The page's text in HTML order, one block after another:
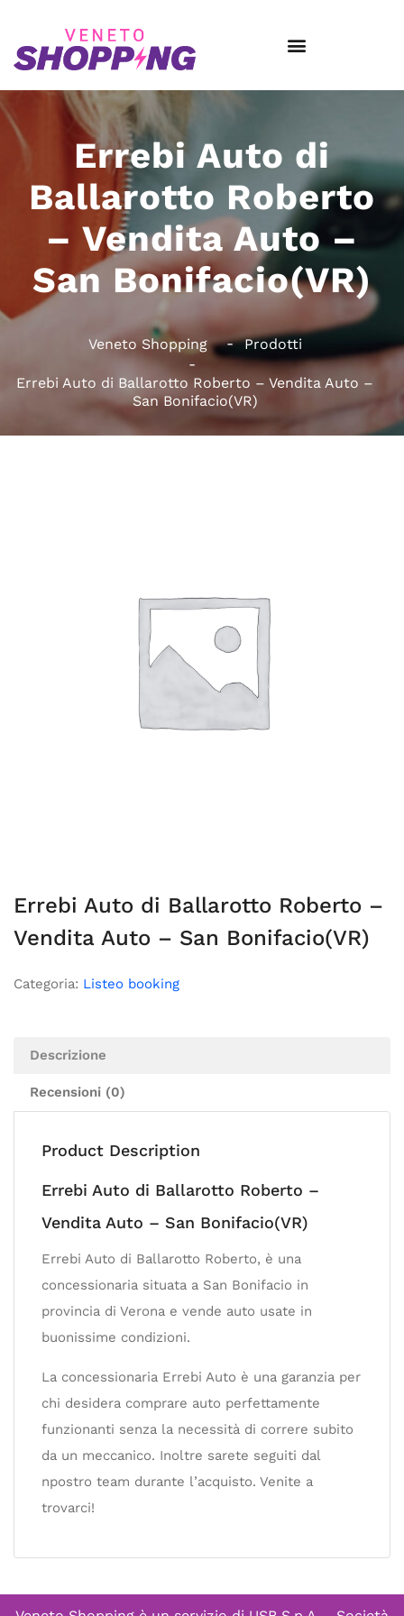
Errebi Auto di
Ballarotto Roberto
– Vendita Auto –
San Bonifacio(VR)
Veneto Shopping Prodotti
Errebi Auto di Ballarotto Roberto – Vendita Auto –
San Bonifacio(VR)
Errebi Auto di Ballarotto Roberto –
Vendita Auto – San Bonifacio(VR)
Categoria: Listeo booking
Descrizione
Recensioni (0)
Product Description
Errebi Auto di Ballarotto Roberto –
Vendita Auto – San Bonifacio(VR)
Errebi Auto di Ballarotto Roberto, è una
concessionaria situata a San Bonifacio in
provincia di Verona e vende auto usate in
buonissime condizioni.
La concessionaria Errebi Auto è una garanzia per
chi desidera comprare auto perfettamente
funzionanti senza la necessità di correre subito
da un meccanico. Inoltre sarete seguiti dal
npostro team durante l’acquisto. Venite a
trovarci!